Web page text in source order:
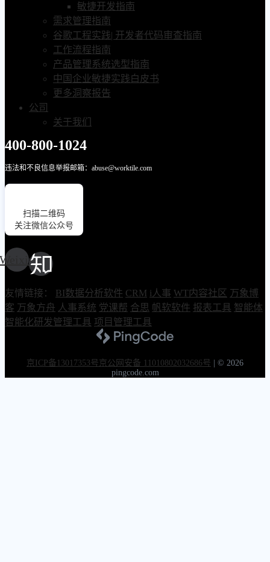
敏捷开发指南
需求管理指南
谷歌工程实践| 开发者代码审查指南
工作流程指南
产品管理系统选型指南
中国企业敏捷实践白皮书
更多洞察报告
公司
关于我们
400-800-1024
违法和不良信息举报邮箱：abuse@worktile.com
扫描二维码
关注微信公众号
Weixin
友情链接： BI数据分析软件 CRM i人事 WT内容社区 万象博
客 万象方舟 人事系统 党课帮 合思 帆软软件 报表工具 智能体
智能化研发管理工具 项目管理工具
京ICP备13017353号京公网安备 11010802032686号
© 2026
pingcode.com